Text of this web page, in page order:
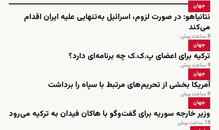
جهان
نتانیاهو: در صورت لزوم، اسرائیل به‌تنهایی علیه ایران اقدام
می‌کند
8 ساعت پیش
جهان
ترکیه برای اعضای پ.ک.ک چه برنامه‌ای دارد؟
8 ساعت پیش
جهان
آمریکا بخشی از تحریم‌های مرتبط با سپاه را برداشت
8 ساعت پیش
جهان
وزیر خارجه سوریه برای گفت‌وگو با هاکان فیدان به ترکیه می‌رود
18 ساعت پیش